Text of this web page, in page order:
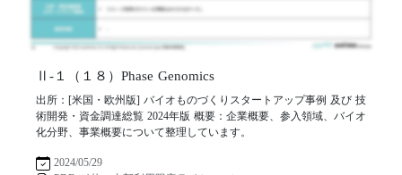
Ⅱ-１（１８）Phase Genomics
出所：[米国・欧州版] バイオものづくりスタートアップ事例 及び 技
術開発・資金調達総覧 2024年版 概要：企業概要、参入領域、バイオ
化分野、事業概要について整理しています。
2024/05/29